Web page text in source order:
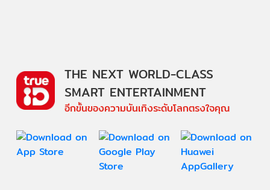
THE NEXT WORLD-CLASS
SMART ENTERTAINMENT
อีกขั้นของความบันเทิงระดับโลกตรงใจคุณ